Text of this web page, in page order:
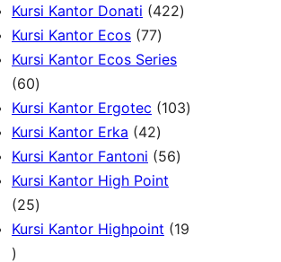
k
uo
P
r
o
u
k
P
r
o
u
k
1
P
o
u
Kursi Kantor Donati 4224
r
d
Kursi Kantor Ecos 777
7
r
o
d
u
Kursi Kantor Ecos Series
606
0
P
r
o
d
u
Kursi Kantor Ergotec 1031
o
Kursi Kantor Erka 424
2
P
o
Kursi Kantor Fantoni 565
r
Kursi Kantor High Point
252
5
Kursi Kantor Highpoint
19
1